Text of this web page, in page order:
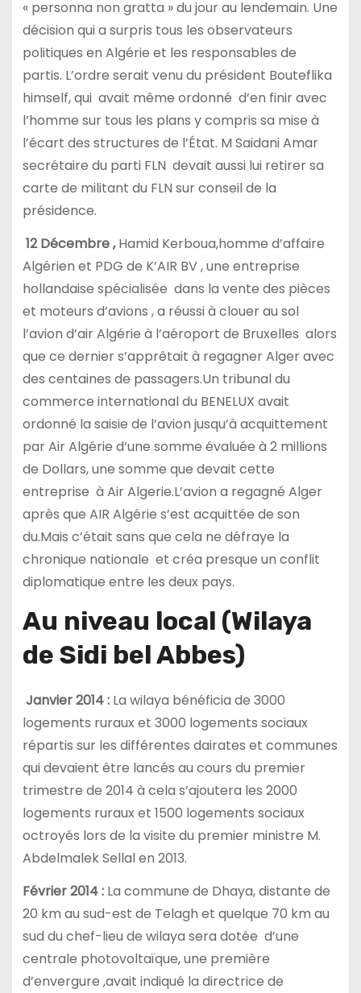
« personna non gratta » du jour au lendemain. Une
décision qui a surpris tous les observateurs
politiques en Algérie et les responsables de
partis. L’ordre serait venu du président Bouteflika
himself, qui avait même ordonné d’en finir avec
l’homme sur tous les plans y compris sa mise à
l’écart des structures de l’État. M Saidani Amar
secrétaire du parti FLN devait aussi lui retirer sa
carte de militant du FLN sur conseil de la
présidence.
12 Décembre ,Hamid Kerboua,homme d’affaire
Algérien et PDG de K’AIR BV , une entreprise
hollandaise spécialisée dans la vente des pièces
et moteurs d’avions , a réussi à clouer au sol
l’avion d’air Algérie à l’aéroport de Bruxelles alors
que ce dernier s’apprêtait à regagner Alger avec
des centaines de passagers.Un tribunal du
commerce international du BENELUX avait
ordonné la saisie de l’avion jusqu’à acquittement
par Air Algérie d’une somme évaluée à 2 millions
de Dollars, une somme que devait cette
entreprise à Air Algerie.L’avion a regagné Alger
après que AIR Algérie s’est acquittée de son
du.Mais c’était sans que cela ne défraye la
chronique nationale et créa presque un conflit
diplomatique entre les deux pays.
Au niveau local (Wilaya
de Sidi bel Abbes)
Janvier 2014 : La wilaya bénéficia de 3000
logements ruraux et 3000 logements sociaux
répartis sur les différentes dairates et communes
qui devaient être lancés au cours du premier
trimestre de 2014 à cela s’ajoutera les 2000
logements ruraux et 1500 logements sociaux
octroyés lors de la visite du premier ministre M.
Abdelmalek Sellal en 2013.
Février 2014 :La commune de Dhaya, distante de
20 km au sud-est de Telagh et quelque 70 km au
sud du chef-lieu de wilaya sera dotée d’une
centrale photovoltaïque, une première
d’envergure ,avait indiqué la directrice de